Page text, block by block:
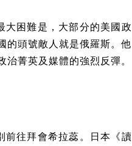
困難是，大部分的美國政
的頭號敵人就是俄羅斯。他
菁英及媒體的強烈反彈。
前往拜會希拉蕊。日本《讀